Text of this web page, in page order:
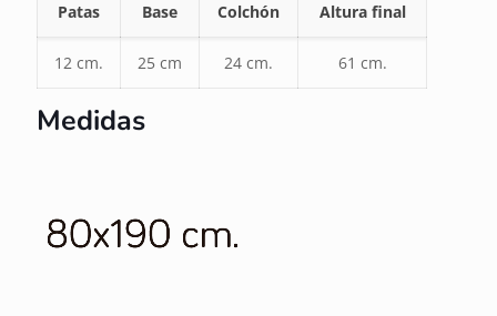
Patas Base Colchón Altura final
12 cm. 25 cm 24 cm. 61 cm.
Medidas